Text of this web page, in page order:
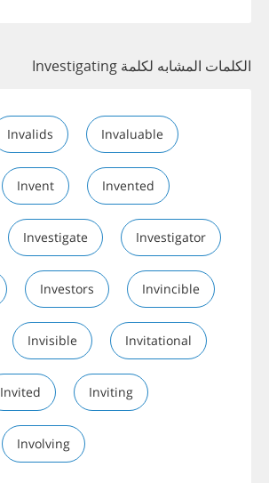
الكلمات المشابه لكلمة Investigating
Invalids Invaluable
Invent Invented
Investigate Investigator
Investors Invincible
Invisible Invitational
Invited Inviting
Involving